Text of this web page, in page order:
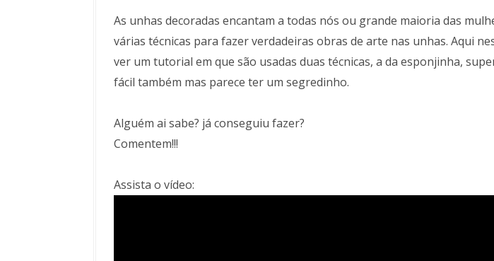
As unhas decoradas encantam a todas nós ou grande maioria das
várias técnicas para fazer verdadeiras obras de arte nas unhas. Aqui
ver um tutorial em que são usadas duas técnicas, a da esponjinha,
fácil também mas parece ter um segredinho.
Alguém ai sabe? já conseguiu fazer?
Comentem!!!
Assista o vídeo: